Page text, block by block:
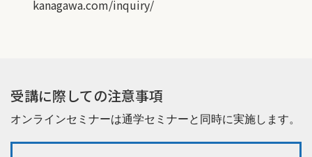
kanagawa.com/inquiry/
受講に際しての注意事項
オンラインセミナーは通学セミナーと同時に実施します。